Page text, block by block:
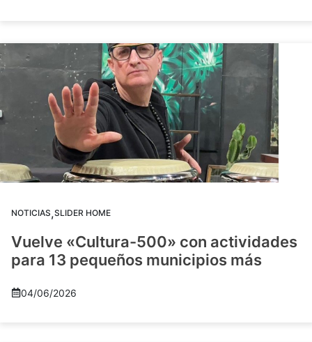
NOTICIAS,SLIDER HOME
Vuelve «Cultura-500» con actividades
para 13 pequeños municipios más
04/06/2026